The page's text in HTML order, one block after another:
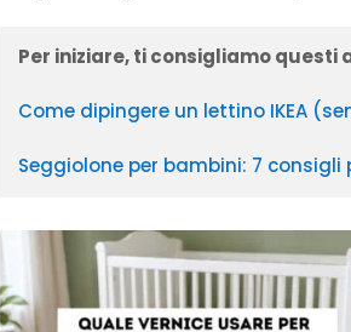
Per iniziare, ti consigliamo questi
Come dipingere un lettino IKEA
Seggiolone per bambini: 7 consigli